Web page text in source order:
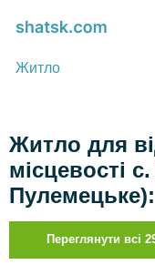
Житло
Житло для
місцевості
Переглянути всі